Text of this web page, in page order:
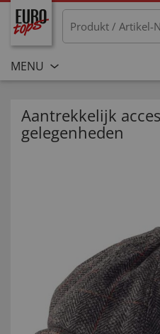
MENU
Aantrekkelijk
gelegenheden